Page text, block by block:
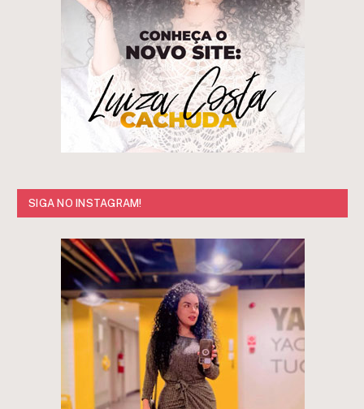
SIGA NO INSTAGRAM!